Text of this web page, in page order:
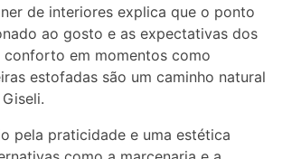
de interiores explica que o ponto
ao gosto e as expectativas dos
conforto em momentos como
estofadas são um caminho natural
pela praticidade e uma estética